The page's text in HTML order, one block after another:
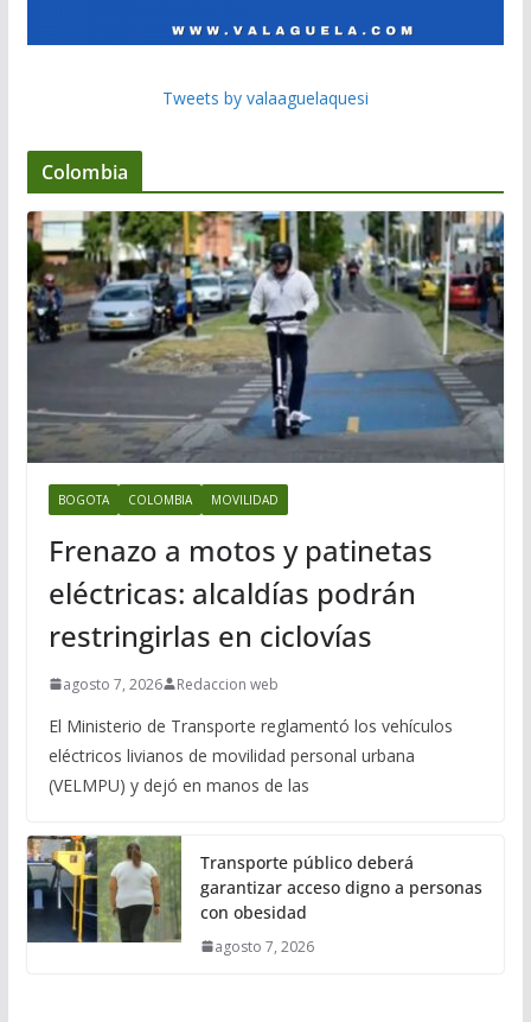
Tweets by valaaguelaquesi
Colombia
BOGOTA COLOMBIA MOVILIDAD
Frenazo a motos y patinetas
eléctricas: alcaldías podrán
restringirlas en ciclovías
agosto 7, 2026 Redaccion web
El Ministerio de Transporte reglamentó los vehículos
eléctricos livianos de movilidad personal urbana
(VELMPU) y dejó en manos de las
Transporte público deberá
garantizar acceso digno a personas
con obesidad
agosto 7, 2026